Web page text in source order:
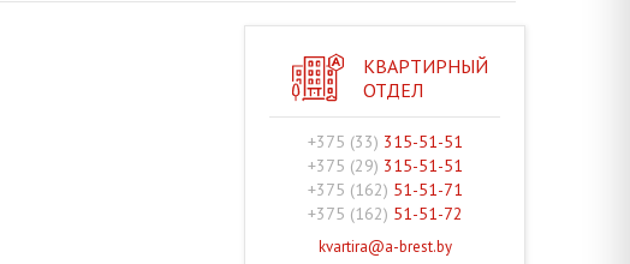
КВАРТИРНЫЙ
ОТДЕЛ
+375 (33) 315-51-51
+375 (29) 315-51-51
+375 (162) 51-51-71
+375 (162) 51-51-72
kvartira@a-brest.by